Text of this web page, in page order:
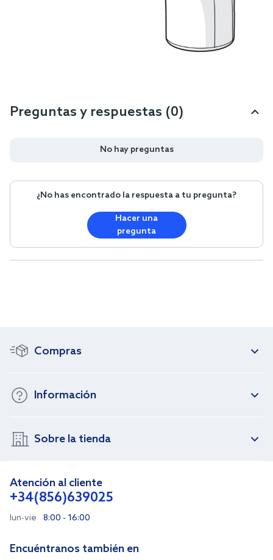
Preguntas y respuestas (0)
No hay preguntas
¿No has encontrado la respuesta a tu pregunta?
Hacer una
pregunta
Compras
Información
Sobre la tienda
Atención al cliente
+34(856)639025
lun-vie 8:00 - 16:00
Encuéntranos también en